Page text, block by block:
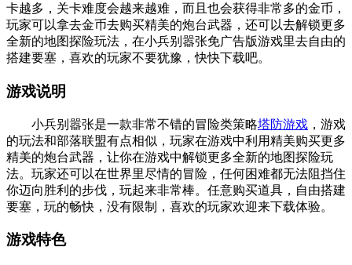
卡越多，关卡难度会越来越难，而且也会获得非常多的金币，
玩家可以拿去金币去购买精美的炮台武器，还可以去解锁更多
全新的地图探险玩法，在小兵别嚣张免广告版游戏里去自由的
搭建要塞，喜欢的玩家不要犹豫，快快下载吧。
游戏说明
小兵别嚣张是一款非常不错的冒险类策略塔防游戏 ，游戏
的玩法和部落联盟有点相似，玩家在游戏中利用精美购买更多
精美的炮台武器，让你在游戏中解锁更多全新的地图探险玩
法。玩家还可以在世界里尽情的冒险，任何困难都无法阻挡住
你迈向胜利的步伐，玩起来非常棒。任意购买道具，自由搭建
要塞，玩的畅快，没有限制，喜欢的玩家欢迎来下载体验。
游戏特色